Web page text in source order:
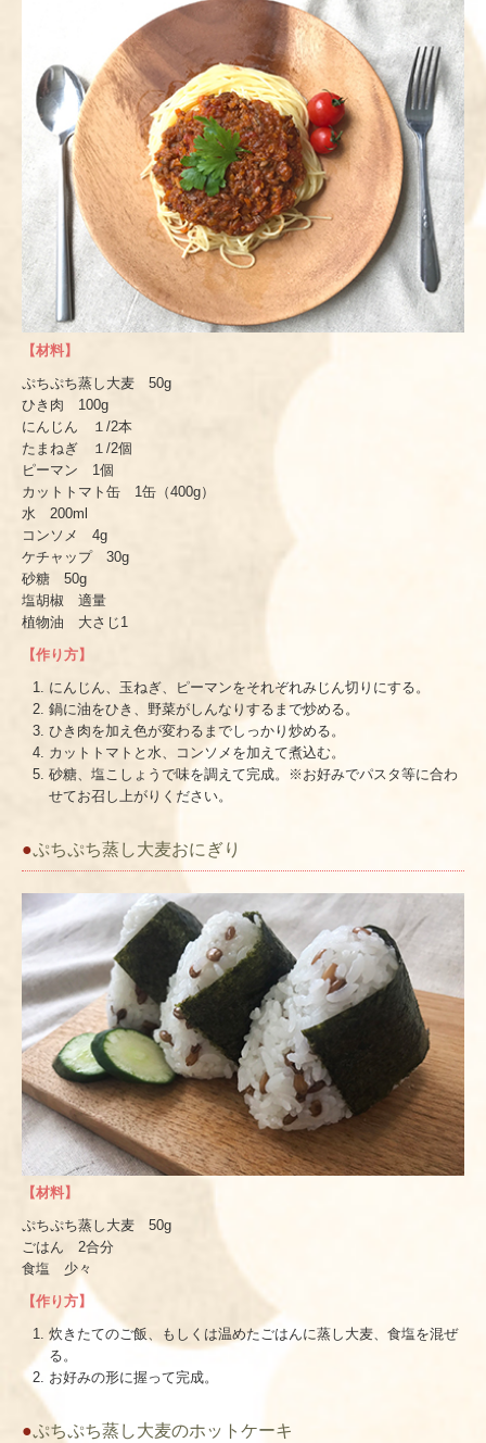
【材料】
ぷちぷち蒸し大麦 50g
ひき肉 100g
にんじん １/2本
たまねぎ １/2個
ピーマン 1個
カットトマト缶 1缶（400g）
水 200ml
コンソメ 4g
ケチャップ 30g
砂糖 50g
塩胡椒 適量
植物油 大さじ1
【作り方】
にんじん、玉ねぎ、ピーマンをそれぞれみじん切りにする。
鍋に油をひき、野菜がしんなりするまで炒める。
ひき肉を加え色が変わるまでしっかり炒める。
カットトマトと水、コンソメを加えて煮込む。
砂糖、塩こしょうで味を調えて完成。※お好みでパスタ等に合わ
せてお召し上がりください。
●ぷちぷち蒸し大麦おにぎり
【材料】
ぷちぷち蒸し大麦 50g
ごはん 2合分
食塩 少々
【作り方】
炊きたてのご飯、もしくは温めたごはんに蒸し大麦、食塩を混ぜ
る。
お好みの形に握って完成。
●ぷちぷち蒸し大麦のホットケーキ